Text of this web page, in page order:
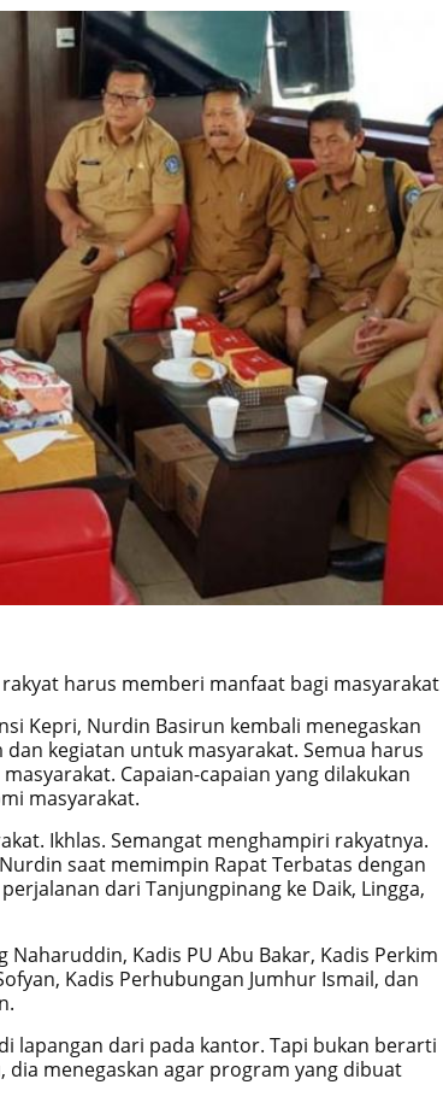
harus memberi manfaat bagi masyarakat
Kepri, Nurdin Basirun kembali menegaskan
kegiatan untuk masyarakat. Semua harus
Capaian-capaian yang dilakukan
masyarakat.
Ikhlas. Semangat menghampiri rakyatnya.
saat memimpin Rapat Terbatas dengan
dari Tanjungpinang ke Daik, Lingga,
Kadis PU Abu Bakar, Kadis Perkim
Kadis Perhubungan Jumhur Ismail, dan
lapangan dari pada kantor. Tapi bukan berarti
menegaskan agar program yang dibuat